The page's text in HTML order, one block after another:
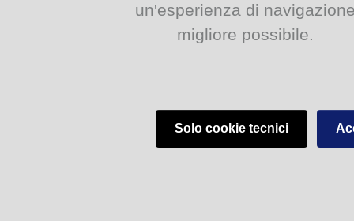
un'esperienza di
migliore possibile.
Solo cookie tecnici